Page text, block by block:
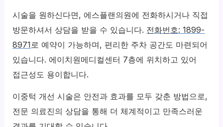
시술을 원하신다면, 에스플랜의원에 전화하시거나 직접
방문하셔서 상담을 받을 수 있습니다. 전화번호: 1899-
8971 로 예약이 가능하며, 편리한 주차 공간도 마련되어
있습니다. 에이치원메디컬센터 7층에 위치하고 있어
접근성도 용이합니다.
이중턱 개선 시술은 안전과 효과를 모두 갖춘 방법으로,
전문 의료진의 상담을 통해 더 체계적이고 만족스러운